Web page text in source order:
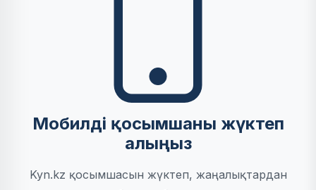
Мобилді қосымшаны жүктеп
алыңыз
Kyn.kz қосымшасын жүктеп, жаңалықтардан